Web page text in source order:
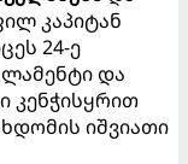
კაპიტან
24-ე
და
კენჭისყრით
იშვიათი